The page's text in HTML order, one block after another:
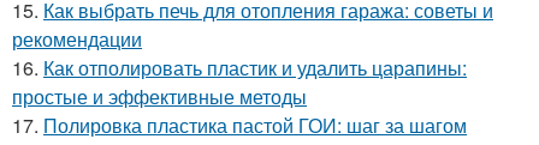
15. Как выбрать печь для отопления гаража: советы и
рекомендации
16. Как отполировать пластик и удалить царапины:
простые и эффективные методы
17. Полировка пластика пастой ГОИ: шаг за шагом